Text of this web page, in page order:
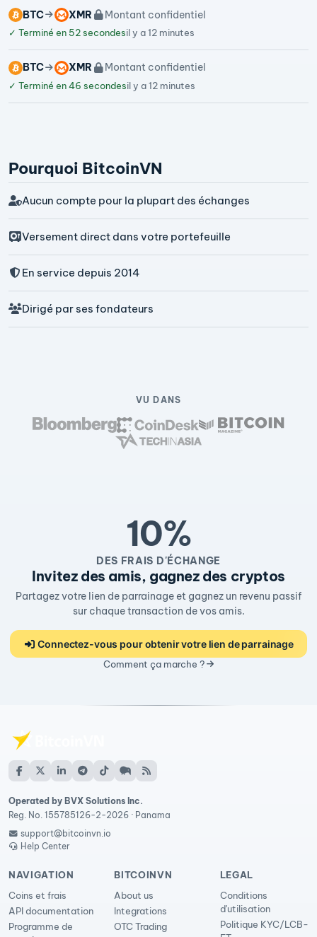
BTC XMR Montant confidentiel
✓ Terminé en 52 secondesil y a 12 minutes
BTC XMR Montant confidentiel
✓ Terminé en 46 secondesil y a 12 minutes
Pourquoi BitcoinVN
Aucun compte pour la plupart des échanges
Versement direct dans votre portefeuille
En service depuis 2014
Dirigé par ses fondateurs
VU DANS
10%
DES FRAIS D'ÉCHANGE
Invitez des amis, gagnez des cryptos
Partagez votre lien de parrainage et gagnez un revenu passif
sur chaque transaction de vos amis.
Connectez-vous pour obtenir votre lien de parrainage
Comment ça marche ?
Operated by BVX Solutions Inc.
Reg. No. 155785126-2-2026 · Panama
support@bitcoinvn.io
Help Center
NAVIGATION
Coins et frais
API documentation
Programme de
BITCOINVN
About us
Integrations
OTC Trading
LEGAL
Conditions
d'utilisation
Politique KYC/LCB-